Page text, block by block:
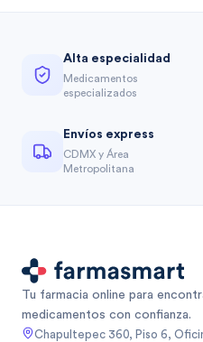
Alta especialidad
Medicamentos
especializados
Envíos express
CDMX y Área
Metropolitana
Tu farmacia online para
medicamentos con confianza.
Chapultepec 360, Piso 6,